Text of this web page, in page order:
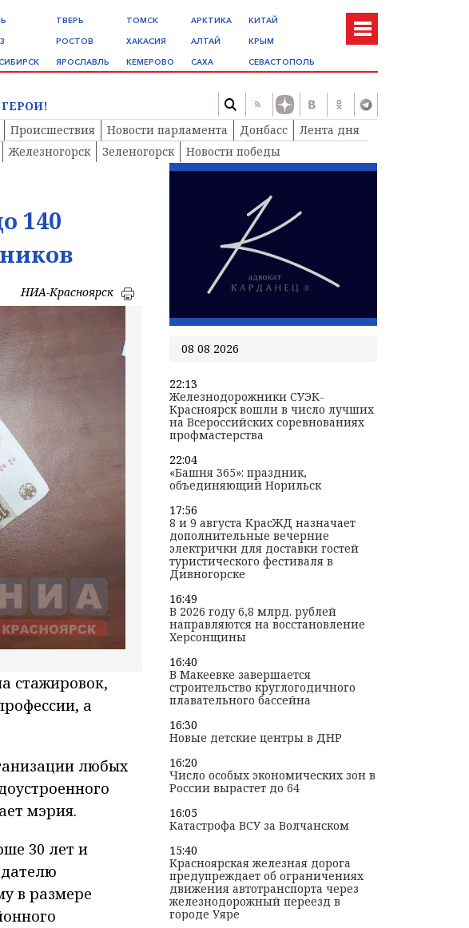
ТВЕРЬ
РОСТОВ
ЯРОСЛАВЛЬ
ТОМСК
ХАКАСИЯ
КЕМЕРОВО
АРКТИКА
АЛТАЙ
САХА
КИТАЙ
КРЫМ
СЕВАСТОПОЛЬ
Происшествия Новости парламента Донбасс
Лента дня
Железногорск Зеленогорск
Новости победы
140
НИА-Красноярск
стажировок,
а
любых
мэрия.
30 лет и
в размере
08 08 2026
22:13
Железнодорожники СУЭК-
Красноярск вошли в число лучших
на Всероссийских соревнованиях
профмастерства
22:04
«Башня 365»: праздник,
объединяющий Норильск
17:56
8 и 9 августа КрасЖД назначает
дополнительные вечерние
электрички для доставки гостей
туристического фестиваля в
Дивногорске
16:49
В 2026 году 6,8 млрд. рублей
направляются на восстановление
Херсонщины
16:40
В Макеевке завершается
строительство круглогодичного
плавательного бассейна
16:30
Новые детские центры в ДНР
16:20
Число особых экономических зон в
России вырастет до 64
16:05
Катастрофа ВСУ за Волчанском
15:40
Красноярская железная дорога
предупреждает об ограничениях
движения автотранспорта через
железнодорожный переезд в
городе Уяре